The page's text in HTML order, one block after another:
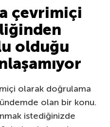
çevrimiçi
olduğu
olarak doğrulama
olan bir konu.
istediğinizde